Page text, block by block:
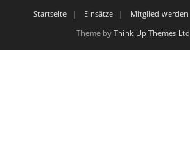
Startseite Einsätze Mitglied werden
Theme by Think Up Themes Ltd